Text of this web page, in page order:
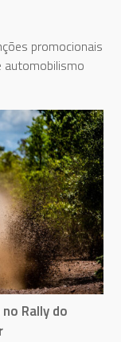
promocionais
automobilismo
Rally do